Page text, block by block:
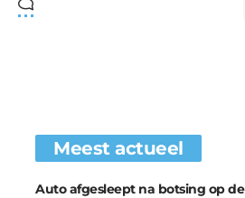
Meest actueel
Auto afgesleept na botsing op de